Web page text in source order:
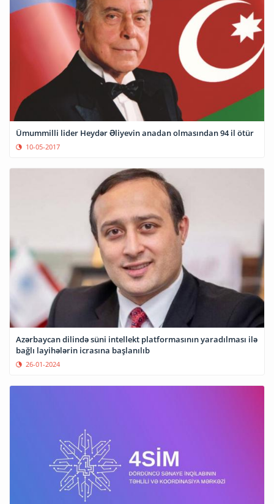
Ümummilli lider Heydər Əliyevin anadan olmasından 94 il ötür
10-05-2017
Azərbaycan dilində süni intellekt platformasının yaradılması ilə
bağlı layihələrin icrasına başlanılıb
26-01-2024